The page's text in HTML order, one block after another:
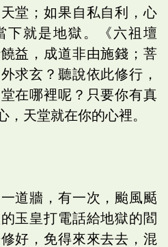
堂；如果自私自利，心
下就是地獄。《六祖壇
益，成道非由施錢；菩
求玄？聽說依此修行，
在哪裡呢？只要你有真
，天堂就在你的心裡。
道牆，有一次，颱風颳
玉皇打電話給地獄的閻
好，免得來來去去，混